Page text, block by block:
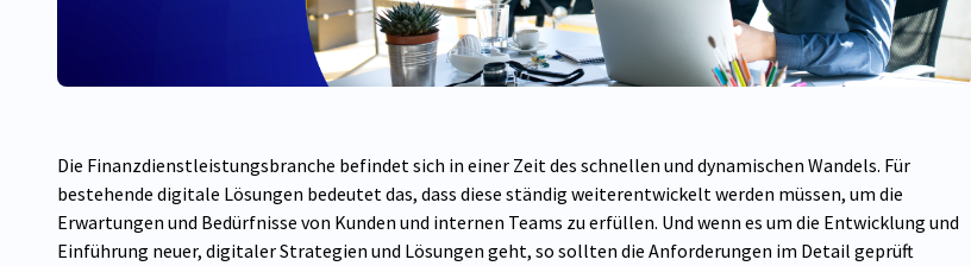
Die Finanzdienstleistungsbranche befindet sich in einer Zeit des schnellen und dynamischen Wandels. Für
bestehende digitale Lösungen bedeutet das, dass diese ständig weiterentwickelt werden müssen, um die
Erwartungen und Bedürfnisse von Kunden und internen Teams zu erfüllen. Und wenn es um die Entwicklung und
Einführung neuer, digitaler Strategien und Lösungen geht, so sollten die Anforderungen im Detail geprüft